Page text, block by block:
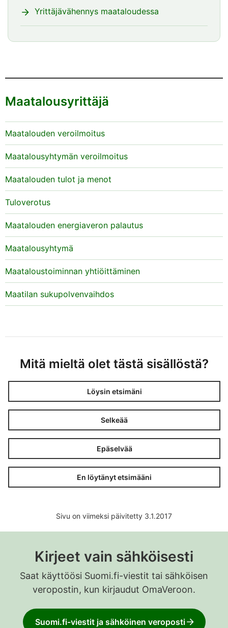
Yrittäjävähennys maataloudessa
Maatalousyrittäjä
Maatalouden veroilmoitus
Maatalousyhtymän veroilmoitus
Maatalouden tulot ja menot
Tuloverotus
Maatalouden energiaveron palautus
Maatalousyhtymä
Maataloustoiminnan yhtiöittäminen
Maatilan sukupolvenvaihdos
Mitä mieltä olet tästä sisällöstä?
Löysin etsimäni
Selkeää
Epäselvää
En löytänyt etsimääni
Sivu on viimeksi päivitetty 3.1.2017
Kirjeet vain sähköisesti
Saat käyttöösi Suomi.fi-viestit tai sähköisen
veropostin, kun kirjaudut OmaVeroon.
Suomi.fi-viestit ja sähköinen veroposti